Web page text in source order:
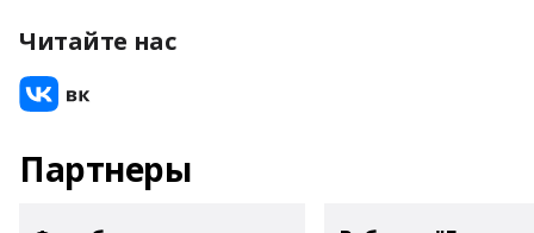
Читайте нас
Партнеры